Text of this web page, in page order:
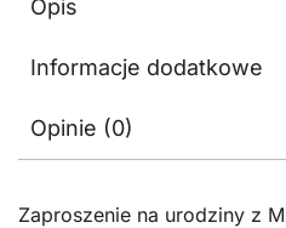
Opis
Informacje dodatkowe
Opinie (0)
Zaproszenie na urodziny z